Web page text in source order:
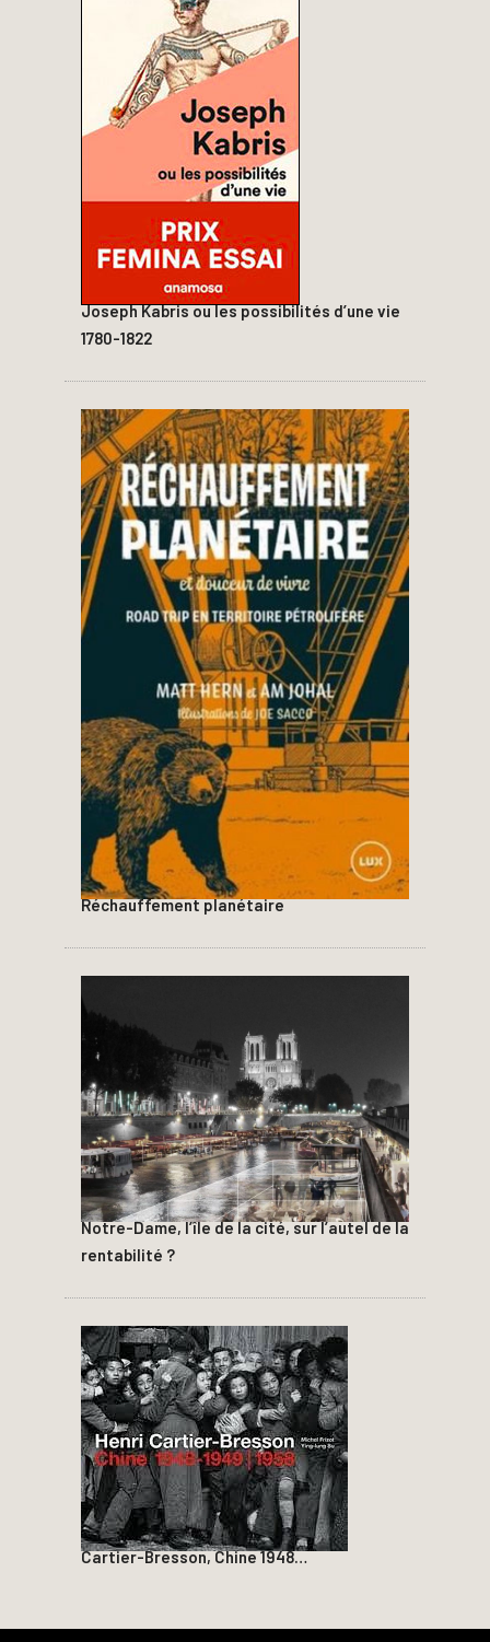
Joseph Kabris ou les possibilités d’une vie
1780-1822
Réchauffement planétaire
Notre-Dame, l’île de la cité, sur l’autel de la
rentabilité ?
Cartier-Bresson, Chine 1948…